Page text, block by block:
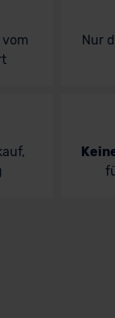
vom
Nur